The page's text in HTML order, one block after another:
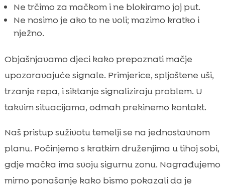
Ne trčimo za mačkom i ne blokiramo joj put.
Ne nosimo je ako to ne voli; mazimo kratko i
nježno.
Objašnjavamo djeci kako prepoznati mačje
upozoravajuće signale. Primjerice, spljoštene uši,
trzanje repa, i siktanje signaliziraju problem. U
takvim situacijama, odmah prekinemo kontakt.
Naš pristup suživotu temelji se na jednostavnom
planu. Počinjemo s kratkim druženjima u tihoj sobi,
gdje mačka ima svoju sigurnu zonu. Nagrađujemo
mirno ponašanje kako bismo pokazali da je